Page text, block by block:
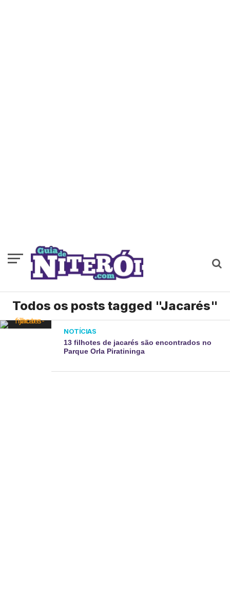
Todos os posts tagged "Jacarés"
NOTÍCIAS
13 filhotes de jacarés são encontrados no
Parque Orla Piratininga